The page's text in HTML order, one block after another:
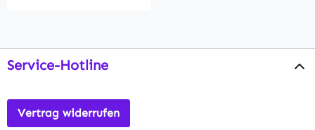
Service-Hotline
Vertrag widerrufen